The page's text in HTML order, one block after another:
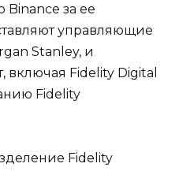
за ее
управляющие
Stanley, и
включая Fidelity Digital
Fidelity
Fidelity